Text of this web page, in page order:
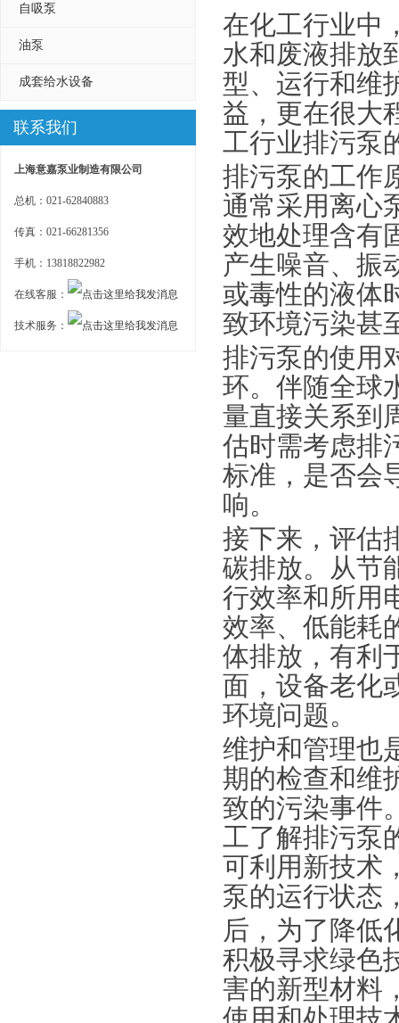
自吸泵
油泵
成套给水设备
联系我们
上海意嘉泵业制造有限公司
总机：021-62840883
传真：021-66281356
手机：13818822982
在线客服：
技术服务：
在化工行业中
水和废液排放
型、运行和维
益，更在很大
工行业排污泵
排污泵的工作
通常采用离心
效地处理含有
产生噪音、振
或毒性的液体
致环境污染甚
排污泵的使用
环。伴随全球
量直接关系到
估时需考虑排
标准，是否会
响。
接下来，评估
碳排放。从节
行效率和所用
效率、低能耗
体排放，有利
面，设备老化
环境问题。
维护和管理也
期的检查和维
致的污染事件
工了解排污泵
可利用新技术
泵的运行状态
后，为了降低
积极寻求绿色
害的新型材料